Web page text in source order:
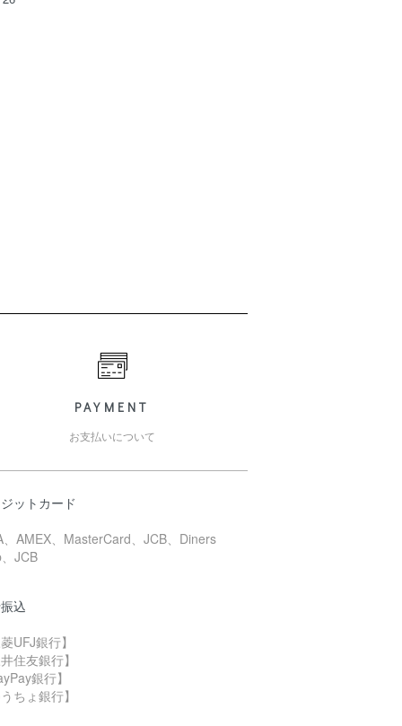
PAYMENT
お支払いについて
ットカード
、AMEX、MasterCard、JCB、Diners
JCB
込
菱UFJ銀行】
井住友銀行】
銀行】
うちょ銀行】